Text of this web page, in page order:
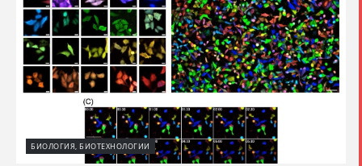
БИОЛОГИЯ, БИОТЕХНОЛОГИИ